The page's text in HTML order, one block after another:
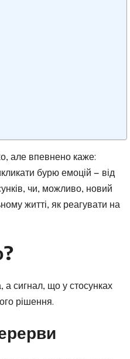
але впевнено каже:
бурю емоцій — від
чи, можливо, новий
житті, як реагувати на
а сигнал, що у стосунках
рішення.